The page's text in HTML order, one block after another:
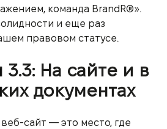
команда BrandR®».
и еще раз
правовом статусе.
3.3: На сайте и в
документах
сайт — это место, где